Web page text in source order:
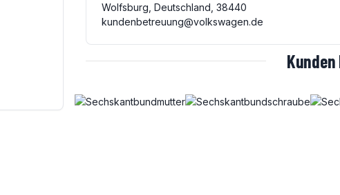
Wolfsburg, Deutschland, 38440
kundenbetreuung@volkswagen.de